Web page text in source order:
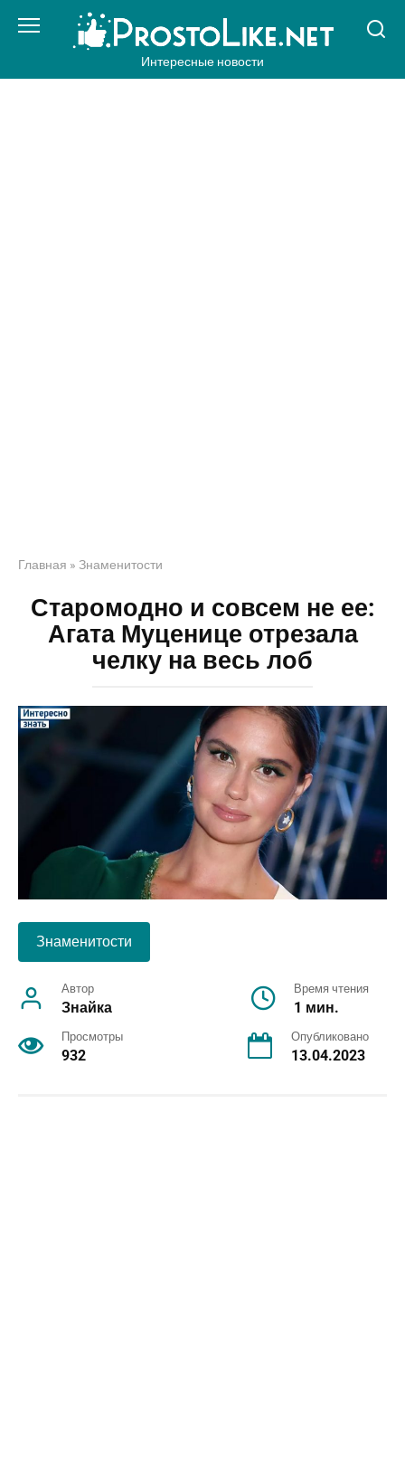
Интересные новости
Главная » Знаменитости
Старомодно и совсем не ее:
Агата Муценице отрезала
челку на весь лоб
Знаменитости
Автор
Знайка
Время чтения
1 мин.
Просмотры
932
Опубликовано
13.04.2023